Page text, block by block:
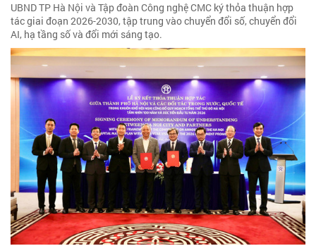
UBND TP Hà Nội và Tập đoàn Công nghệ CMC ký thỏa thuận hợp
tác giai đoạn 2026-2030, tập trung vào chuyển đổi số, chuyển đổi
AI, hạ tầng số và đổi mới sáng tạo.